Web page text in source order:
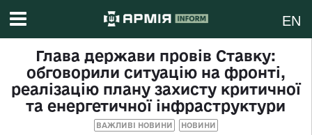
EN
Глава держави провів Ставку:
обговорили ситуацію на фронті,
реалізацію плану захисту критичної
та енергетичної інфраструктури
ВАЖЛИВІ НОВИНИ НОВИНИ